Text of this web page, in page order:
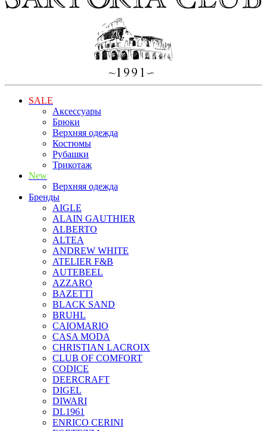
SALE
Аксессуары
Брюки
Верхняя одежда
Костюмы
Рубашки
Трикотаж
New
Верхняя одежда
Бренды
AIGLE
ALAIN GAUTHIER
ALBERTO
ALTEA
ANDREW WHITE
ATELIER F&B
AUTEBEEL
AZZARO
BAZETTI
BLACK SAND
BRUHL
CAIOMARIO
CASA MODA
CHRISTIAN LACROIX
CLUB OF COMFORT
CODICE
DEERCRAFT
DIGEL
DIWARI
DL1961
ENRICO CERINI